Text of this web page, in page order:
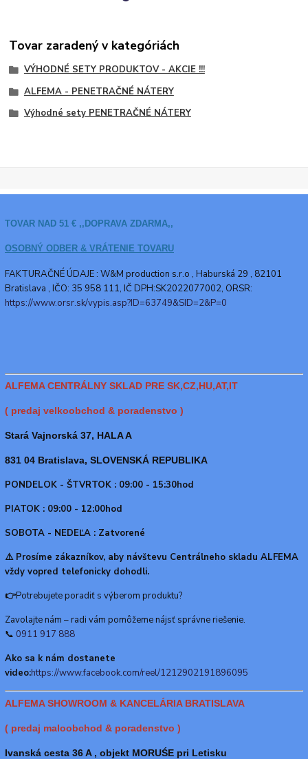
Tovar zaradený v kategóriách
VÝHODNÉ SETY PRODUKTOV - AKCIE !!!
ALFEMA - PENETRAČNÉ NÁTERY
Výhodné sety PENETRAČNÉ NÁTERY
TOVAR NAD 51 € ,,DOPRAVA ZDARMA,,
OSOBNÝ ODBER & VRÁTENIE TOVARU
FAKTURAČNÉ ÚDAJE : W&M production s.r.o , Haburská 29 , 82101
Bratislava , IČO: 35 958 111, IČ DPH:SK2022077002, ORSR:
https://www.orsr.sk/vypis.asp?ID=63749&SID=2&P=0
ALFEMA CENTRÁLNY SKLAD PRE SK,CZ,HU,AT,IT
( predaj velkoobchod & poradenstvo )
Stará Vajnorská 37, HALA A
831 04 Bratislava, SLOVENSKÁ REPUBLIKA
PONDELOK - ŠTVRTOK : 09:00 - 15:30hod
PIATOK : 09:00 - 12:00hod
SOBOTA - NEDEĽA : Zatvorené
⚠️ Prosíme zákazníkov, aby návštevu Centrálneho skladu ALFEMA
vždy vopred telefonicky dohodli.
👉Potrebujete poradiť s výberom produktu?
Zavolajte nám – radi vám pomôžeme nájsť správne riešenie.
📞 0911 917 888
Ako sa k nám dostanete
video:https://www.facebook.com/reel/1212902191896095
ALFEMA SHOWROOM & KANCELÁRIA BRATISLAVA
( predaj maloobchod & poradenstvo )
Ivanská cesta 36 A , objekt MORUŚE pri Letisku